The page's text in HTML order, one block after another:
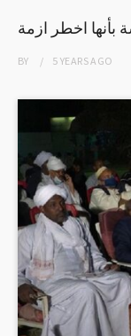
اخطر ازمة
BY 5 YEARSAGO